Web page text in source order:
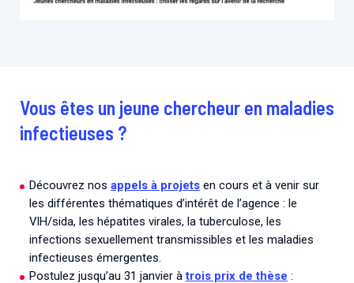
Vous êtes un jeune chercheur en maladies
infectieuses ?
Découvrez nos appels à projetsen cours et à venir sur
les différentes thématiques d’intérêt de l’agence : le
VIH/sida, les hépatites virales, la tuberculose, les
infections sexuellement transmissibles et les maladies
infectieuses émergentes.
Postulez jusqu’au 31 janvier àtrois prix de thèse :